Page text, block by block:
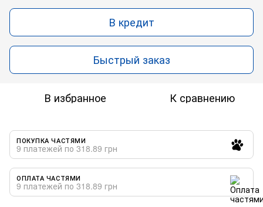
В кредит
Быстрый заказ
В избранное К сравнению
ПОКУПКА ЧАСТЯМИ
9 платежей по 318.89 грн
ОПЛАТА ЧАСТЯМИ
9 платежей по 318.89 грн